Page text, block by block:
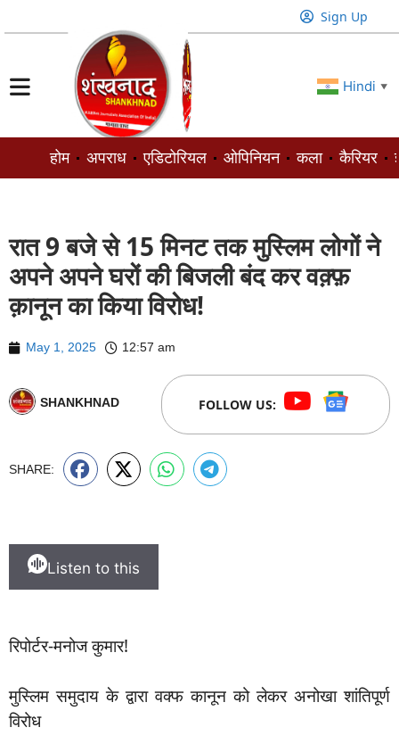
Sign Up
Hindi ▼
होम अपराध एडिटोरियल ओपिनियन कला कैरियर
रात 9 बजे से 15 मिनट तक मुस्लिम लोगों ने
अपने अपने घरों की बिजली बंद कर वक़्फ़
क़ानून का किया विरोध!
May 1, 2025 12:57 am
SHANKHNAD FOLLOW US:
SHARE:
Listen to this
रिपोर्टर-मनोज कुमार!
मुस्लिम समुदाय के द्वारा वक्फ कानून को लेकर अनोखा शांतिपूर्ण
विरोध